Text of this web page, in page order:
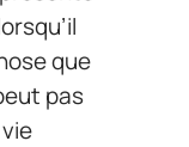
que
pas